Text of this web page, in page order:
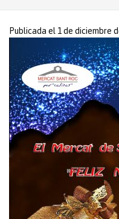
Publicada el 1 de diciembre